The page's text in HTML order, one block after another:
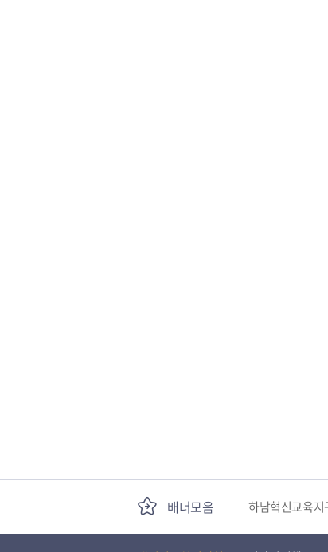
배너모음 하남문화재단